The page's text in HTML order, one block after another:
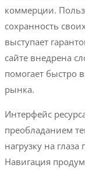
коммерции.
сохранность
выступает
сайте внедрена
помогает быстро
рынка.
Интерфейс
преобладанием
нагрузку на
Навигация